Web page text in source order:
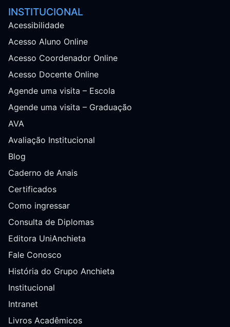
INSTITUCIONAL
Acessibilidade
Acesso Aluno Online
Acesso Coordenador Online
Acesso Docente Online
Agende uma visita – Escola
Agende uma visita – Graduação
AVA
Avaliação Institucional
Blog
Caderno de Anais
Certificados
Como ingressar
Consulta de Diplomas
Editora UniAnchieta
Fale Conosco
História do Grupo Anchieta
Institucional
Intranet
Livros Acadêmicos